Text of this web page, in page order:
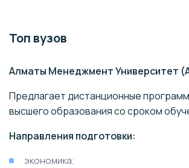
управления
Колледж
инновационных
технологий и сервиса
«Галактика»
Топ вузов
Алматы Менеджмент Университет
Предлагает дистанционные
высшего образования со сроком
Направления подготовки:
экономика;